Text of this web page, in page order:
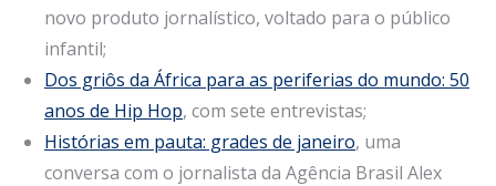
novo produto jornalístico, voltado para o público
infantil;
Dos griôs da África para as periferias do mundo: 50
anos de Hip Hop, com sete entrevistas;
Histórias em pauta: grades de janeiro, uma
conversa com o jornalista da Agência Brasil Alex